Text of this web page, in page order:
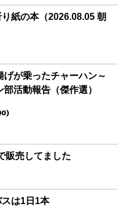
紙の本（2026.08.05 朝
げが乗ったチャーハン～
活動報告（傑作選）
販売してました
は1日1本